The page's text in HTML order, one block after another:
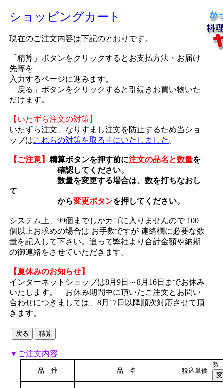
ショッピングカート
現在のご注文内容は下記のとおりです。
「精算」ボタンをクリックするとお支払方法・お届け
先等を
入力するページに進みます。
「戻る」ボタンをクリックすると引続きお買い物いた
だけます。
【いたずら注文の対策】
いたずら注文、なりすまし注文を防止するため当ショ
ップはこれらの対策を取る事にいたしました 。
【ご注意】 精算ボタンを押す前に注文の品名と数量を
確認してください。
数量を変更する場合は、数を打ちなおし
て
から変更ボタンを押してください。
システム上、99個までしかカゴに入りませんので 100
個以上お求めの場合は お手数ですが 連絡欄に必要な数
量を記入して下さい。追って弊社より合計金額や納期
の御連絡をさせていただきます。
【夏休みのお知らせ】
インターネットショップは8月9日～8月16日までお休み
いたします。 お休み期間中に頂いたご注文とお問い
合わせにつきましては、8月17日以降順次対応させて頂
きます。
▼ご注文内容
品 番 品 名 税込単価
数